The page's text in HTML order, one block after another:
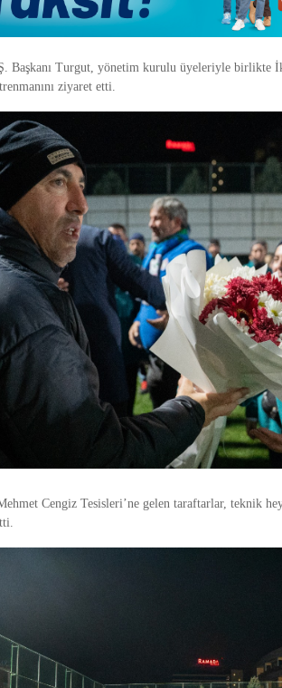
Başkanı Turgut, yönetim kurulu üyeleriyle birlikte
ziyaret etti.
Cengiz Tesisleri’ne gelen taraftarlar, teknik